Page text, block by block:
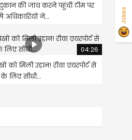
की जांच करने पहुंची टीम पर
अधिकारियों ने...
04:26
को मिली उड़ान! रीवा एयरपोर्ट से
लिए सीधी...
Jokes